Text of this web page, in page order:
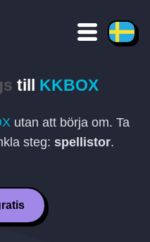
till KKBOX
utan att börja om. Ta
steg: spellistor.